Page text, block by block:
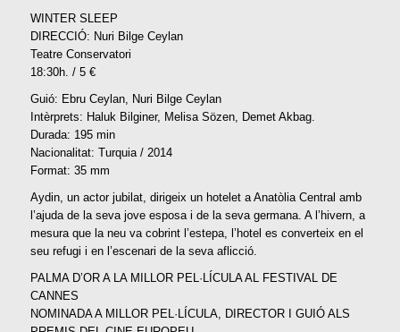
WINTER SLEEP
DIRECCIÓ: Nuri Bilge Ceylan
Teatre Conservatori
18:30h. / 5 €
Guió: Ebru Ceylan, Nuri Bilge Ceylan
Intèrprets: Haluk Bilginer, Melisa Sözen, Demet Akbag.
Durada: 195 min
Nacionalitat: Turquia / 2014
Format: 35 mm
Aydin, un actor jubilat, dirigeix un hotelet a Anatòlia Central amb
l’ajuda de la seva jove esposa i de la seva germana. A l’hivern, a
mesura que la neu va cobrint l’estepa, l’hotel es converteix en el
seu refugi i en l’escenari de la seva aflicció.
PALMA D’OR A LA MILLOR PEL·LÍCULA AL FESTIVAL DE
CANNES
NOMINADA A MILLOR PEL·LÍCULA, DIRECTOR I GUIÓ ALS